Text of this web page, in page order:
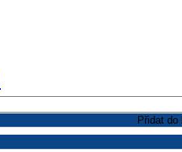
Přidat do